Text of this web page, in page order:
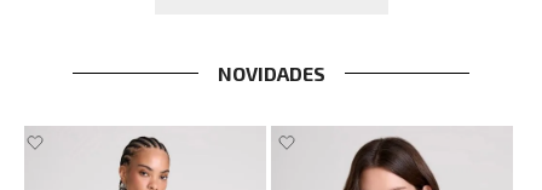
NOVIDADES